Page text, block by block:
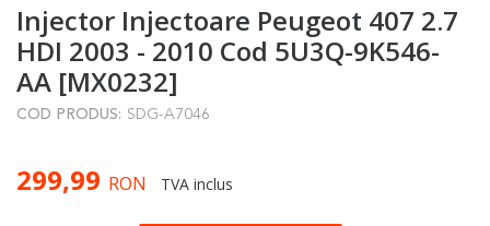
to
the
beginning
of
the
gallery
Injector Injectoare Peugeot 407 2.7
HDI 2003 - 2010 Cod 5U3Q-9K546-
AA [MX0232]
COD PRODUS: SDG-A7046
299,99 RON TVA inclus